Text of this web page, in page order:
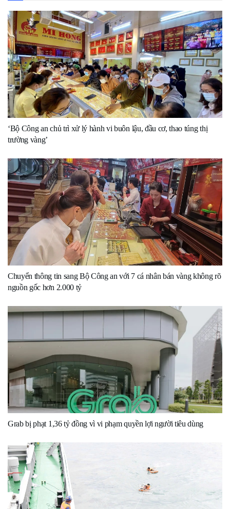
‘Bộ Công an chủ trì xử lý hành vi buôn lậu, đầu cơ, thao túng thị
trường vàng’
Chuyển thông tin sang Bộ Công an với 7 cá nhân bán vàng không rõ
nguồn gốc hơn 2.000 tỷ
Grab bị phạt 1,36 tỷ đồng vì vi phạm quyền lợi người tiêu dùng